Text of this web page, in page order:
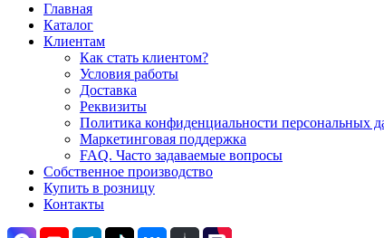
Главная
Каталог
Клиентам
Как стать клиентом?
Условия работы
Доставка
Реквизиты
Политика конфиденциальности персональных
Маркетинговая поддержка
FAQ. Часто задаваемые вопросы
Собственное производство
Купить в розницу
Контакты